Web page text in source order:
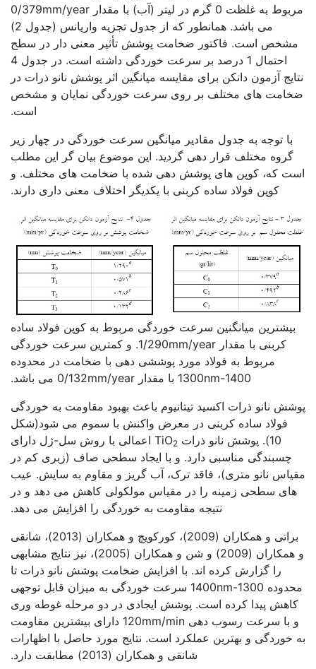
مربوط به غلظت 0 گرم در لیتر (آب) با مقدار 0/379mm/year
می باشد. همانطور که از جدول تجزیه واریانس (جدول 2)
مشخص است. فاکتور ضخامت پوشش تأثیر معنی دار در سطح
احتمال 1 درصد بر سرعت خوردگی داشته است. در جدول 4
نتایج آزمون دانکن برای مقایسه میانگین اثر پوشش نانو ذرات در
ضخامت های مختلف بر روی سرعت خوردگی نمایان و مشخص
است.
با توجه به جدول مقادیر میانگین سرعت خوردگی در چهار زیر
گروه مختلف قرار دهی گردید. این موضوع بیان گر این مطلب
است که، کوپن های پوشش دهی شده با ضخامت های مختلف. و
کوپن فولاد ساده کربنی با یکدیگر اختلاف معنی داری دارند.
بیشترین میانگنین سرعت خوردگی مربوط به کوپن فولاد ساده
کربنی با مقدار 1/290mm/year. و کمترین سرعت خوردگی
مربوط به فولاد مورد پوششی دهی با ضخامت در محدوده
1400-1300nm با مقدار 0/132mm/year می باشد.
پوشش نانو ذرات اکسید تیتانیوم باعث بهبود مقاومت به خوردگی
فولاد ساده کربنی در معرض واکنش با سموم می شود(شکل
10). پوشش نانو ذرات TiO
2
اعمالی با روش سل-ژل دارای
چسبندگی مناسبی دارد. و با ایجاد سطحی صاف (زبری کم در
مقیاس نانو متری)، فاقد ترک، آب گریز و مقاوم به سایش. عیب
های سطحی زمینه را در مقیاس مولکولی کاهش می دهد و در
نتیجه مقاومت به خوردگی را افزایش می دهد.
براتی و همکاران (2009)، کورکویچ و همکاران (2013)، شانقی
و همکاران (2009) و شن و همکاران (2005)، نیز نتایج مشابهی
را گزارش کرده اند. با افزایش ضخامت پوشش نانو ذرات تا
محدوده 1400nm-1300 سرعت خوردگی به میزان قابل توجهی
کاهش پیدا کرده است. پوشش ایجادی در دو مرحله غوطه وری
و با سرعت رسوب دهی 120mm/min دارای بیشترین مقاومت
به خوردگی و بهترین عملکرد است. نتایج مورد حاصل با اظهارات
شانقی و همکاران (2013) مطابقت دارد.